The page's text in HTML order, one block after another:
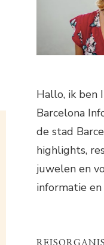
Hallo, ik ben
Barcelona
de stad
highlights,
juwelen en
informatie